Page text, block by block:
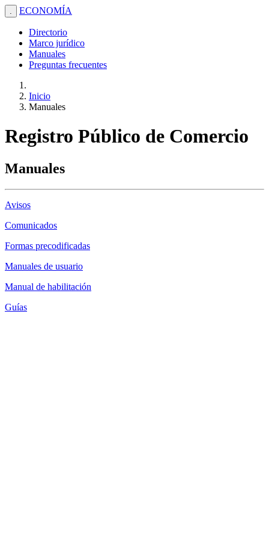
. ECONOMÍA
Directorio
Marco jurídico
Manuales
Preguntas frecuentes
Inicio
Manuales
Registro Público de Comercio
Manuales
Avisos
Comunicados
Formas precodificadas
Manuales de usuario
Manual de habilitación
Guías